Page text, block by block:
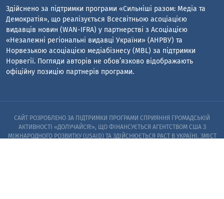
Здійснено за підтримки програми «Сильніші разом: Медіа та
Демократія», що реалізується Всесвітньою асоціацією
видавців новин (WAN-IFRA) у партнерстві з Асоціацією
«Незалежні регіональні видавці України» (АНРВУ) та
Норвезькою асоціацією медіабізнесу (MBL) за підтримки
Норвегії. Погляди авторів не обов’язково відображають
офіційну позицію партнерів програми.
САЙТ РОЗРОБЛЕНО ЗА ПІДТРИМКИ ПРОГРАМИ СПРИЯННЯ ГРОМАДСЬКІЙ
АКТИВНОСТІ «ДОЛУЧАЙСЯ!», ЩО ФІНАНСУЄТЬСЯ АГЕНТСТВОМ США З
МІЖНАРОДНОГО РОЗВИТКУ (USAID) ТА ЗДІЙСНЮЄТЬСЯ PACT В УКРАЇНІ. ЗМІСТ